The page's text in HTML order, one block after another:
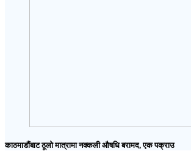
काठमाडौंबाट ठूलो मात्रामा नक्कली औषधि बरामद, एक पक्राउ